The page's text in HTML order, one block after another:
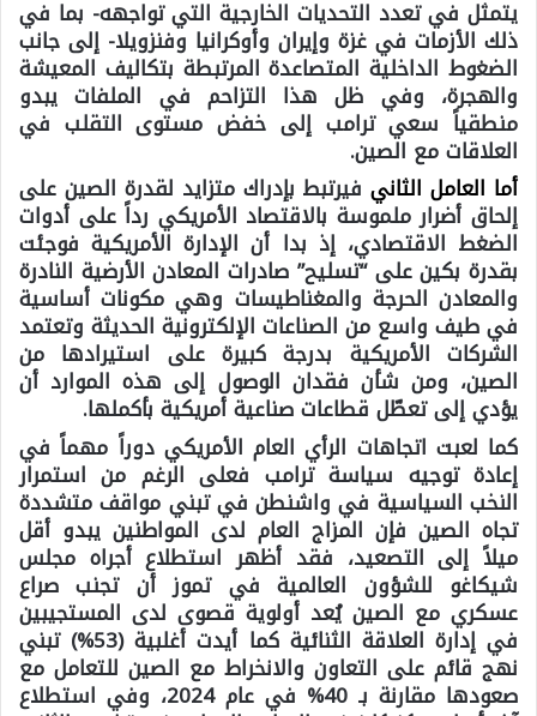
يتمثل في تعدد التحديات الخارجية التي تواجهه- بما في
ذلك الأزمات في غزة وإيران وأوكرانيا وفنزويلا- إلى جانب
الضغوط الداخلية المتصاعدة المرتبطة بتكاليف المعيشة
والهجرة، وفي ظل هذا التزاحم في الملفات يبدو
منطقياً سعي ترامب إلى خفض مستوى التقلب في
العلاقات مع الصين.
أما العامل الثانيفيرتبط بإدراك متزايد لقدرة الصين على
إلحاق أضرار ملموسة بالاقتصاد الأمريكي رداً على أدوات
الضغط الاقتصادي، إذ بدا أن الإدارة الأمريكية فوجئت
بقدرة بكين على “تسليح” صادرات المعادن الأرضية النادرة
والمعادن الحرجة والمغناطيسات وهي مكونات أساسية
في طيف واسع من الصناعات الإلكترونية الحديثة وتعتمد
الشركات الأمريكية بدرجة كبيرة على استيرادها من
الصين، ومن شأن فقدان الوصول إلى هذه الموارد أن
يؤدي إلى تعطّل قطاعات صناعية أمريكية بأكملها.
كما لعبت اتجاهات الرأي العام الأمريكي دوراً مهماً في
إعادة توجيه سياسة ترامب فعلى الرغم من استمرار
النخب السياسية في واشنطن في تبني مواقف متشددة
تجاه الصين فإن المزاج العام لدى المواطنين يبدو أقل
ميلاً إلى التصعيد، فقد أظهر استطلاع أجراه مجلس
شيكاغو للشؤون العالمية في تموز أن تجنب صراع
عسكري مع الصين يُعد أولوية قصوى لدى المستجيبين
في إدارة العلاقة الثنائية كما أيدت أغلبية (53%) تبني
نهج قائم على التعاون والانخراط مع الصين للتعامل مع
صعودها مقارنة بـ 40% في عام 2024، وفي استطلاع